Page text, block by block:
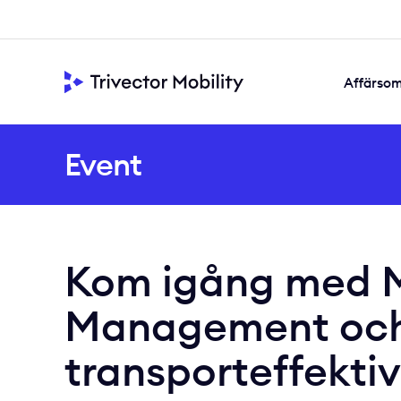
Event
Kom igång med
Management